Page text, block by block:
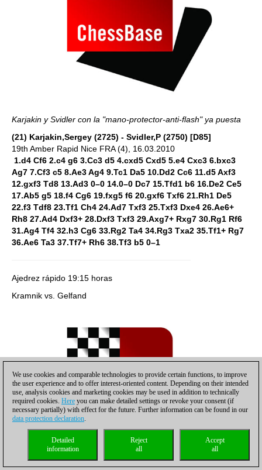
Karjakin y Svidler con la "mano-protector-anti-flash" ya puesta
(21) Karjakin,Sergey (2725) - Svidler,P (2750) [D85]
19th Amber Rapid Nice FRA (4), 16.03.2010
1.d4 Cf6 2.c4 g6 3.Cc3 d5 4.cxd5 Cxd5 5.e4 Cxc3 6.bxc3
Ag7 7.Cf3 c5 8.Ae3 Ag4 9.Tc1 Da5 10.Dd2 Cc6 11.d5 Axf3
12.gxf3 Td8 13.Ad3 0–0 14.0–0 Dc7 15.Tfd1 b6 16.De2 Ce5
17.Ab5 g5 18.f4 Cg6 19.fxg5 f6 20.gxf6 Txf6 21.Rh1 De5
22.f3 Tdf8 23.Tf1 Ch4 24.Ad7 Txf3 25.Txf3 Dxe4 26.Ae6+
Rh8 27.Ad4 Dxf3+ 28.Dxf3 Txf3 29.Axg7+ Rxg7 30.Rg1 Rf6
31.Ag4 Tf4 32.h3 Cg6 33.Rg2 Ta4 34.Rg3 Txa2 35.Tf1+ Rg7
36.Ae6 Ta3 37.Tf7+ Rh6 38.Tf3 b5 0–1
Ajedrez rápido 19:15 horas
Kramnik vs. Gelfand
We use cookies and comparable technologies to provide certain functions, to improve
the user experience and to offer interest-oriented content. Depending on their intended
use, analysis cookies and marketing cookies may be used in addition to technically
required cookies. Here you can make detailed settings or revoke your consent (if
necessary partially) with effect for the future. Further information can be found in our
data protection declaration.
Accept
all
Reject
all
Detailed
information